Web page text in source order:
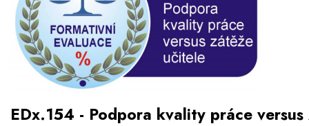
EDx.154 - Podpora kvality práce